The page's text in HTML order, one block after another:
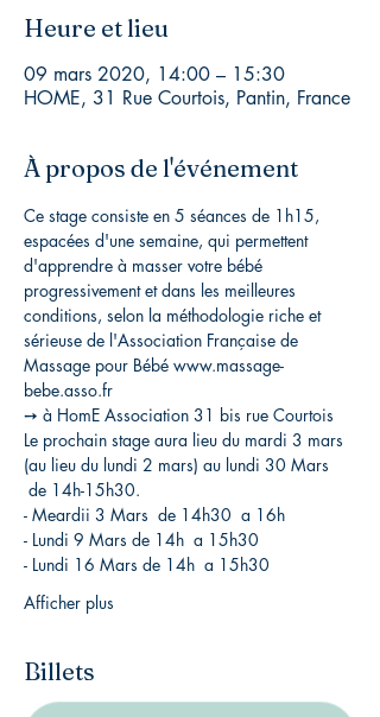
Heure et lieu
09 mars 2020, 14:00 – 15:30
HOME, 31 Rue Courtois, Pantin, France
À propos de l'événement
Ce stage consiste en 5 séances de 1h15,
espacées d'une semaine, qui permettent
d'apprendre à masser votre bébé
progressivement et dans les meilleures
conditions, selon la méthodologie riche et
sérieuse de l'Association Française de
Massage pour Bébé www.massage-
bebe.asso.fr
➙ à HomE Association 31 bis rue Courtois
Le prochain stage aura lieu du mardi 3 mars
(au lieu du lundi 2 mars) au lundi 30 Mars
de 14h-15h30.
- Meardii 3 Mars  de 14h30  a 16h
- Lundi 9 Mars de 14h  a 15h30
- Lundi 16 Mars de 14h  a 15h30
Afficher plus
Billets